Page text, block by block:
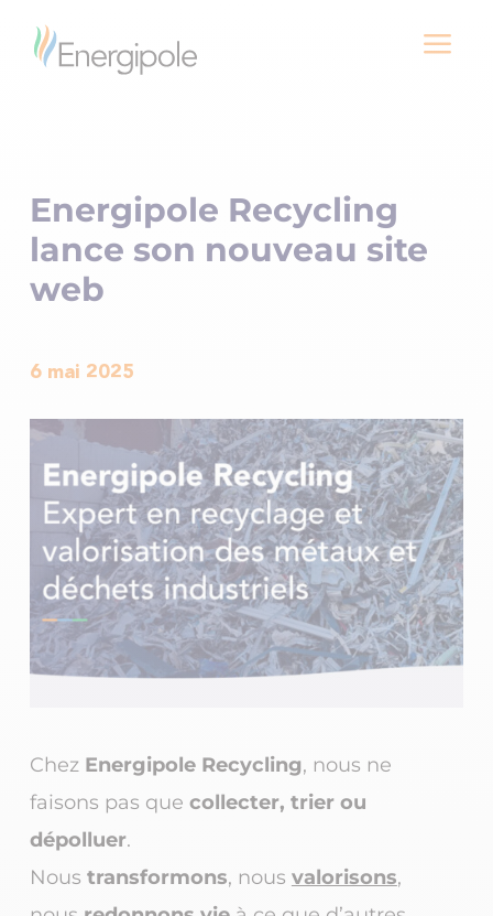
a
Energipole Recycling
lance son nouveau site
web
6 mai 2025
Chez Energipole Recycling, nous ne
faisons pas que collecter, trier ou
dépolluer.
Nous transformons, nous valorisons,